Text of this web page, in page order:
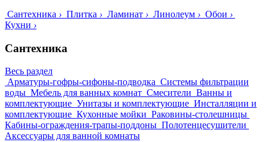
Сантехника › Плитка › Ламинат › Линолеум › Обои ›
Кухни ›
Сантехника
Весь раздел
Арматуры-гофры-сифоны-подводка Системы фильтрации
воды Мебель для ванных комнат Смесители Ванны и
комплектующие Унитазы и комплектующие Инсталляции и
комплектующие Кухонные мойки Раковины-столешницы
Кабины-ограждения-трапы-поддоны Полотенцесушители
Аксессуары для ванной комнаты